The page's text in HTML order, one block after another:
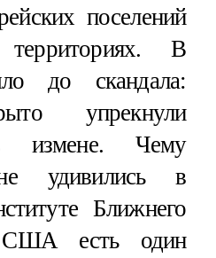
поселений
В
до скандала:
упрекнули
измене. Чему
удивились в
Ближнего
есть один